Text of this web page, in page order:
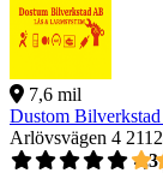
7,6 mil
Dustom
Arlövsvägen 4
4,3